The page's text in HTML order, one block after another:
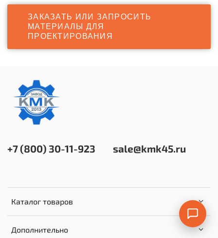
ЗАКАЗАТЬ ИЛИ ЗАПРОСИТЬ
МАТЕРИАЛЫ ДЛЯ
ПРОЕКТИРОВАНИЯ
Каталог товаров
Дополнительно
+7 (800) 30-11-923 sale@kmk45.ru